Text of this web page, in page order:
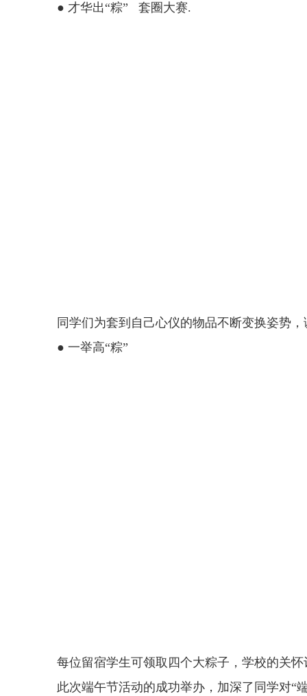
● 才华出“粽” 套圈大赛.
同学们为套到自己心仪的物品不断变换姿势
● 一举高“粽”
每位留宿学生可领取四个大粽子，学校的关
此次端午节活动的成功举办，加深了同学对“